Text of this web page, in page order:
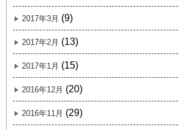
2017年3月 (9)
2017年2月 (13)
2017年1月 (15)
2016年12月 (20)
2016年11月 (29)